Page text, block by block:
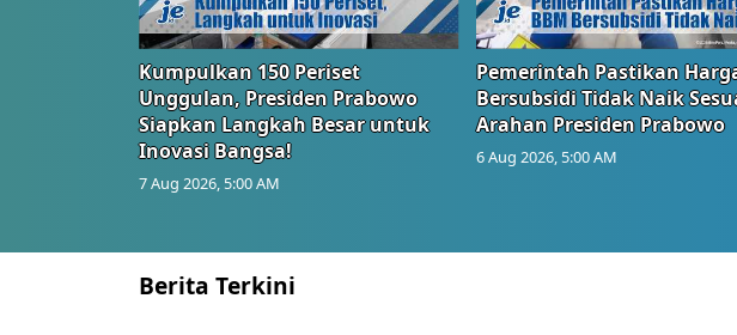
Kumpulkan 150 Periset
Unggulan, Presiden Prabowo
Siapkan Langkah Besar untuk
Inovasi Bangsa!
7 Aug 2026, 5:00 AM
Pemerintah Pastikan
Bersubsidi Tidak Naik
Arahan Presiden Prabowo
6 Aug 2026, 5:00 AM
Berita Terkini